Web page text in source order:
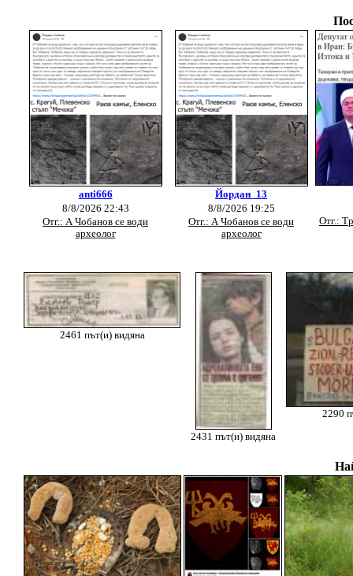
anti666
8/8/2026 22:43
Отг.: А Чобанов се води
археолог
Йордан_13
8/8/2026 19:25
Отг.: А Чобанов се води
археолог
Отг.:
2461 път(и) видяна
2431 път(и) видяна
2290